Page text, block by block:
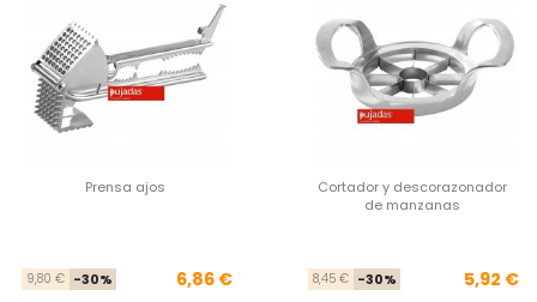
Prensa ajos
Precio base
9,80 € -30% Precio
6,86 €
Cortador y descorazonador
de manzanas
8,45 € -30% 5,92 €